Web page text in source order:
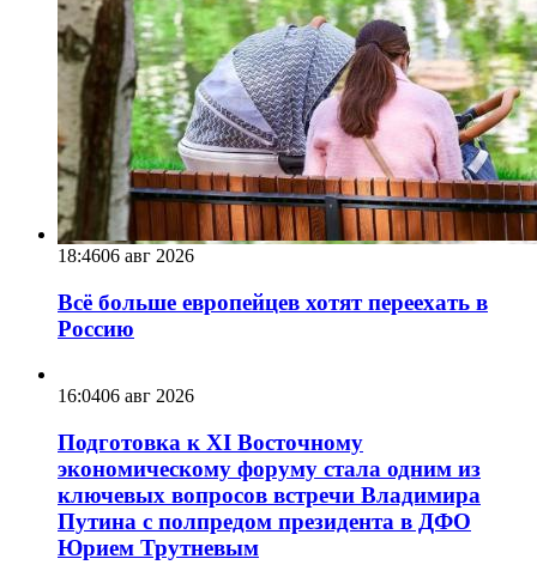
18:4606 авг 2026
Всё больше европейцев хотят переехать в
Россию
16:0406 авг 2026
Подготовка к XI Восточному
экономическому форуму стала одним из
ключевых вопросов встречи Владимира
Путина с полпредом президента в ДФО
Юрием Трутневым